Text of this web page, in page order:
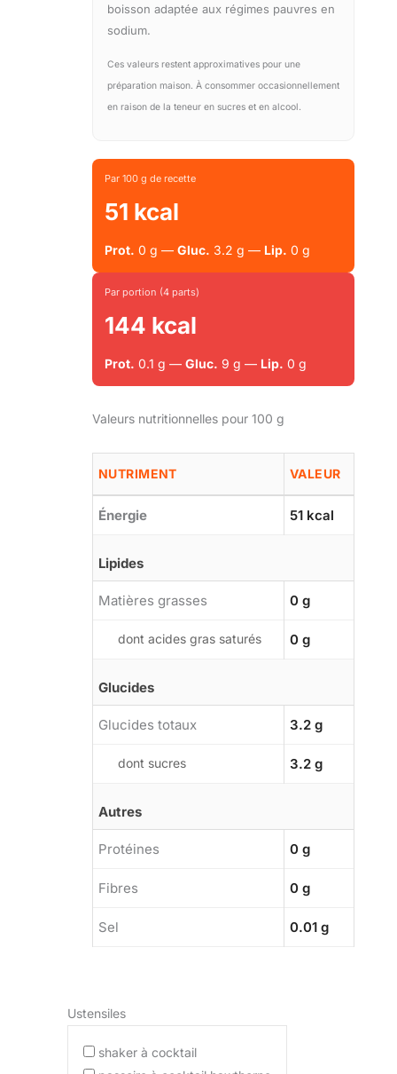
boisson adaptée aux régimes pauvres en
sodium.
Ces valeurs restent approximatives pour une
préparation maison. À consommer occasionnellement
en raison de la teneur en sucres et en alcool.
Par 100 g de recette
51 kcal
Prot. 0 g — Gluc. 3.2 g — Lip. 0 g
Par portion (4 parts)
144 kcal
Prot. 0.1 g — Gluc. 9 g — Lip. 0 g
Valeurs nutritionnelles pour 100 g
NUTRIMENT VALEUR
Énergie 51 kcal
Lipides
Matières grasses 0 g
dont acides gras saturés 0 g
Glucides
Glucides totaux 3.2 g
dont sucres 3.2 g
Autres
Protéines 0 g
Fibres 0 g
Sel 0.01 g
Ustensiles
shaker à cocktail